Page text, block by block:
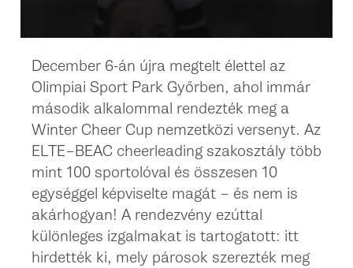
December 6-án újra megtelt élettel az
Olimpiai Sport Park Győrben, ahol immár
második alkalommal rendezték meg a
Winter Cheer Cup nemzetközi versenyt. Az
ELTE–BEAC cheerleading szakosztály több
mint 100 sportolóval és összesen 10
egységgel képviselte magát – és nem is
akárhogyan! A rendezvény ezúttal
különleges izgalmakat is tartogatott: itt
hirdették ki, mely párosok szerezték meg